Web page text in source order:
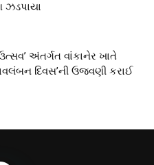
ઝડપાયા
અંતર્ગત વાંકાનેર ખાતે
દિવસ’ની ઉજવણી કરાઈ